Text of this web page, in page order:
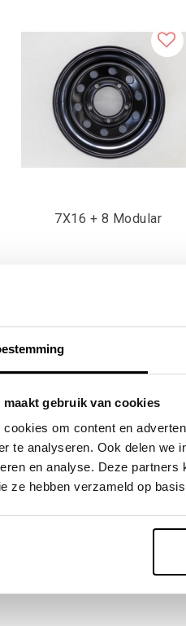
maakt gebruik van cookies
cookies om content en
te analyseren. Ook delen we
en analyse. Deze
ze hebben verzameld op
7X16 + 8 Modular